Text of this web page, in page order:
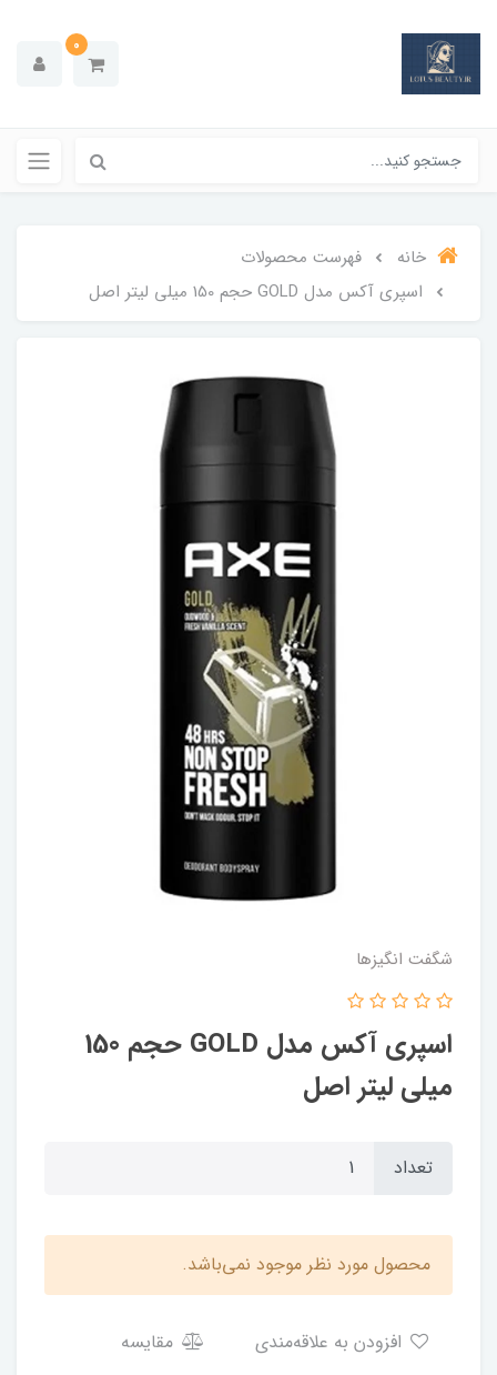
0
خانه
فهرست محصولات
اسپری آکس مدل GOLD حجم 150 میلی لیتر اصل
شگفت انگيزها
اسپری آکس مدل GOLD حجم 150
میلی لیتر اصل
تعداد
محصول مورد نظر موجود نمی‌باشد.
مقایسه